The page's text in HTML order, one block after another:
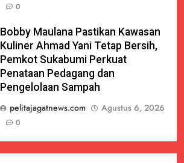
0
Bobby Maulana Pastikan Kawasan
Kuliner Ahmad Yani Tetap Bersih,
Pemkot Sukabumi Perkuat
Penataan Pedagang dan
Pengelolaan Sampah
pelitajagatnews.com
Agustus 6, 2026
0